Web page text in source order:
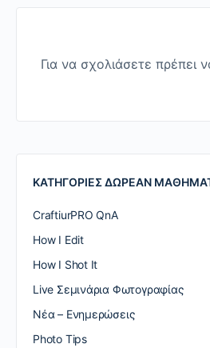
Για να σχολιάσετε πρέπει
ΚΑΤΗΓΟΡΙΕΣ ΔΩΡΕΑΝ
CraftiurPRO QnA
How I Edit
How I Shot It
Live Σεμινάρια Φωτογραφίας
Nέα – Ενημερώσεις
Photo Tips